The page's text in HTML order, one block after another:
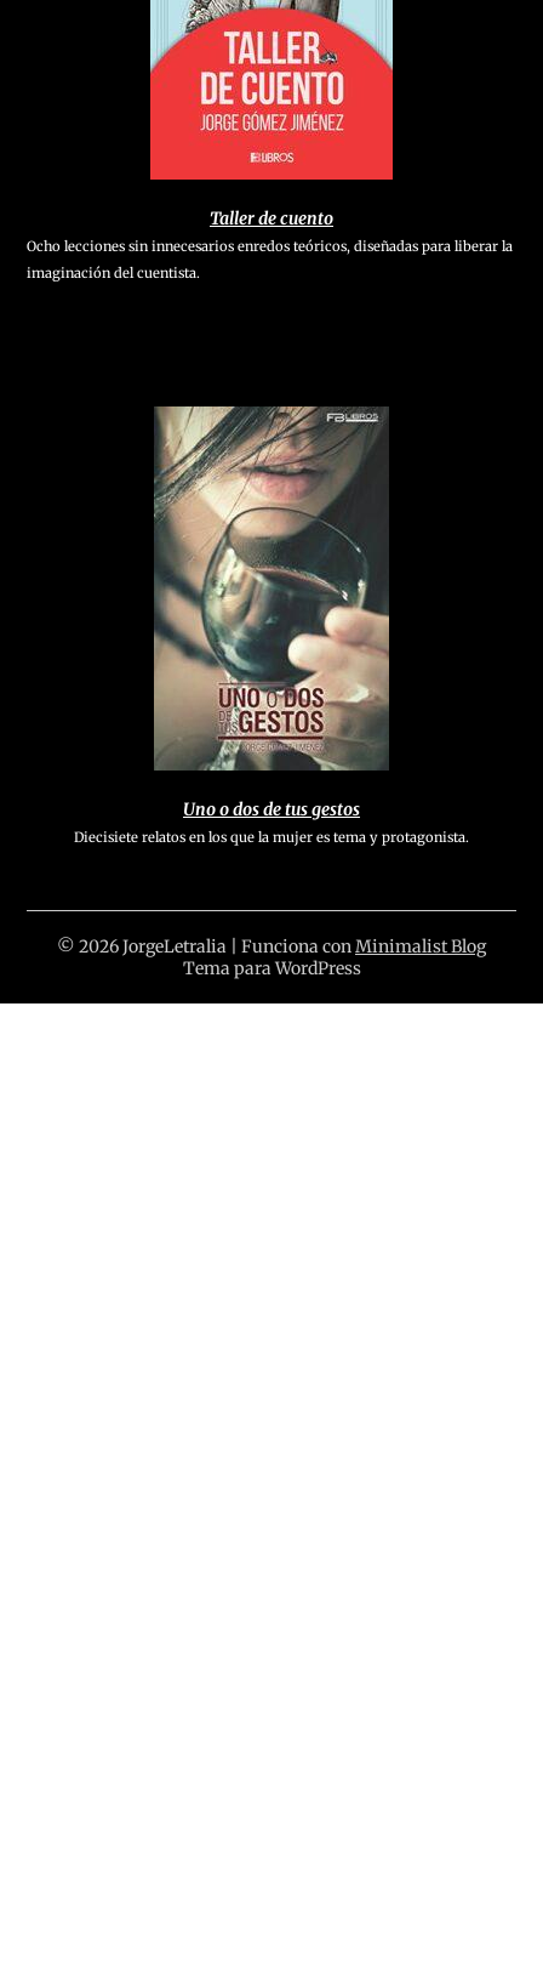
Taller de cuento
Ocho lecciones sin innecesarios enredos teóricos, diseñadas para liberar la
imaginación del cuentista.
Uno o dos de tus gestos
Diecisiete relatos en los que la mujer es tema y protagonista.
© 2026 JorgeLetralia | Funciona conMinimalist Blog
Tema para WordPress